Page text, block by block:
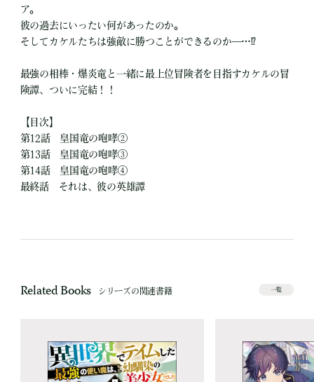
ア。
彼の過去にいったい何があったのか。
そしてカケルたちは強敵に勝つことができるのか―…⁉
最強の相棒・爆炎竜と一緒に最上位冒険者を目指すカケルの冒
険譚、ついに完結！！
【目次】
第12話 皇国竜の咆哮②
第13話 皇国竜の咆哮③
第14話 皇国竜の咆哮④
最終話 それは、彼の英雄譚
Related Books シリーズの関連書籍 一覧